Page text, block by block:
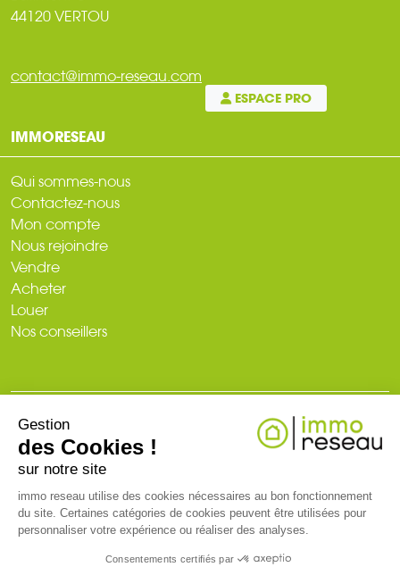
44120 VERTOU
contact@immo-reseau.com
ESPACE PRO
IMMORESEAU
Qui sommes-nous
Contactez-nous
Mon compte
Nous rejoindre
Vendre
Acheter
Louer
Nos conseillers
Plan du site
Mentions légales
RCS NANTES 519 718 886. Carte professionnelle T et G n° CPI 3002
Gestion
des Cookies !
sur notre site
immo reseau utilise des cookies nécessaires au bon fonctionnement
du site. Certaines catégories de cookies peuvent être utilisées pour
personnaliser votre expérience ou réaliser des analyses.
Consentements certifiés par